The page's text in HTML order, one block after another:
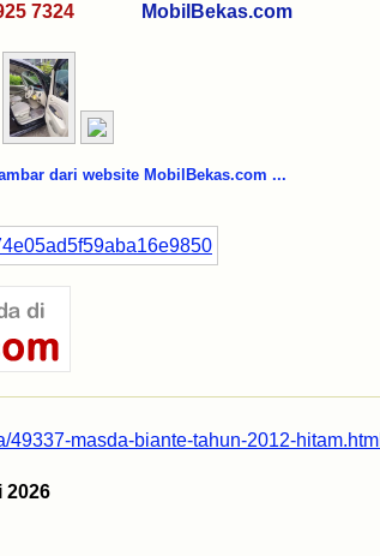
7324 MobilBekas.com
dari website MobilBekas.com ...
49337-masda-biante-tahun-2012-hitam.html
2026